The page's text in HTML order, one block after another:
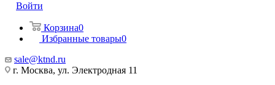
Войти
Корзина0
Избранные товары0
sale@ktnd.ru
г. Москва, ул. Электродная 11